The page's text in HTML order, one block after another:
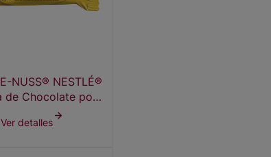
NUSS® NESTLÉ®
de Chocolate por
12 (20 x 14g)
Ver detalles